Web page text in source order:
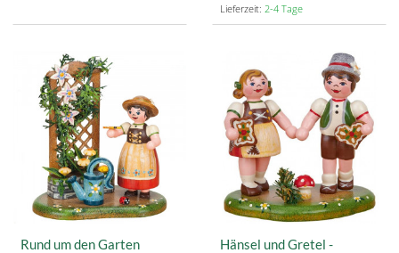
Lieferzeit: 2-4 Tage
Rund um den Garten
Hänsel und Gretel -